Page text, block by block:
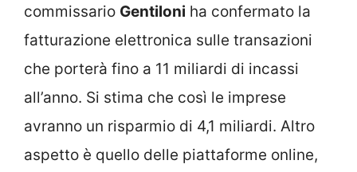
commissario Gentiloni ha confermato la
fatturazione elettronica sulle transazioni
che porterà fino a 11 miliardi di incassi
all’anno. Si stima che così le imprese
avranno un risparmio di 4,1 miliardi. Altro
aspetto è quello delle piattaforme online,